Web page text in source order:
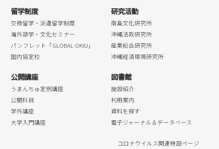
留学制度
交換留学・派遣留学制度
海外語学・文化セミナー
パンフレット「GLOBAL OKIU」
国内協定校
研究活動
南島文化研究所
沖縄法政研究所
産業総合研究所
沖縄経済環境研究所
公開講座
うまんちゅ定例講座
公開科目
学外講座
大学入門講座
図書館
施設紹介
利用案内
資料を探す
電子ジャーナル＆データベース
コロナウイルス関連特設ページ